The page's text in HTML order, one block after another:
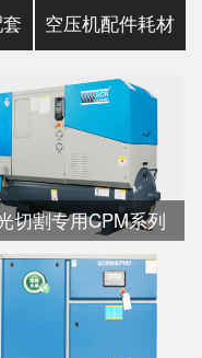
空压机配件耗材
切割专用CPM系列